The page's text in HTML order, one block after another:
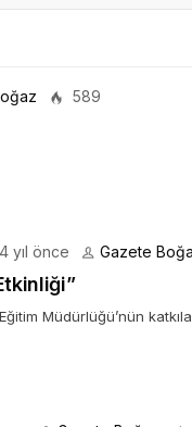
589
4 yıl önce Gazete
Müdürlüğü’nün